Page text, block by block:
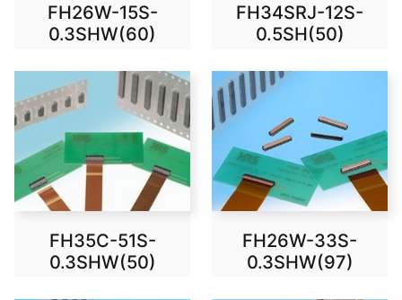
FH26W-15S-
0.3SHW(60)
FH34SRJ-12S-
0.5SH(50)
FH35C-51S-
0.3SHW(50)
FH26W-33S-
0.3SHW(97)